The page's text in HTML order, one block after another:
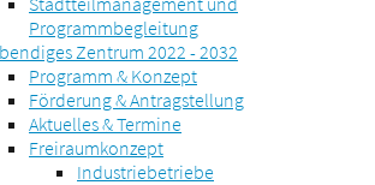
Programmbegleitung
Zentrum 2022 - 2032
Programm & Konzept
Förderung & Antragstellung
Aktuelles & Termine
Freiraumkonzept
Industriebetriebe